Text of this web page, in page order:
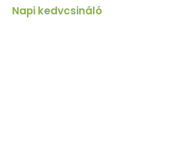
Napi kedvcsináló